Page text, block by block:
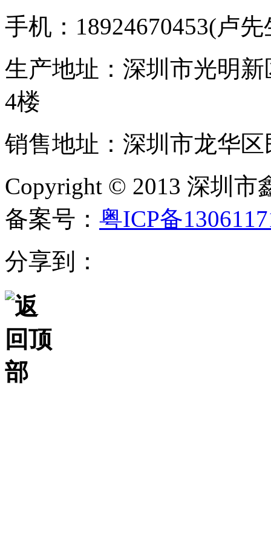
手机：18924670453(卢
生产地址：深圳市光明
4楼
销售地址：深圳市龙华
Copyright © 2013 深
备案号： 粤ICP备
分享到：